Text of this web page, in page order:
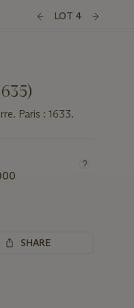
LOT 4
Paris : 1633.
SHARE